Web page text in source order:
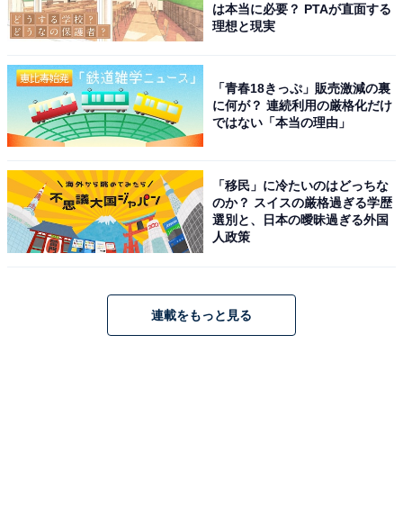
「とほう」と誤って読んでしまう背景には、
「訃」の漢
字のつくりの部分にある「卜」が、カタカナの「ト」と
似ている ことによるものだと考えられます。
「卜」は漢字で、「ボク」や「うらなう」と読みます。
「と」という読み方はありませんが、その形から「と」
と読みたくなってしまうのかもしれません。日本テレビ
の水卜（みうら）アナウンサーの愛称も「みとちゃん」
ですよね。
一部に入っていることから、「訃報」を「とほう」と誤
読してしまうのかもしれません。
は本当に必要？ PTAが直面する
理想と現実
「青春18きっぷ」販売激減の裏
に何が？ 連続利用の厳格化だけ
ではない「本当の理由」
「移民」に冷たいのはどっちな
のか？ スイスの厳格過ぎる学歴
選別と、日本の曖昧過ぎる外国
人政策
連載をもっと見る